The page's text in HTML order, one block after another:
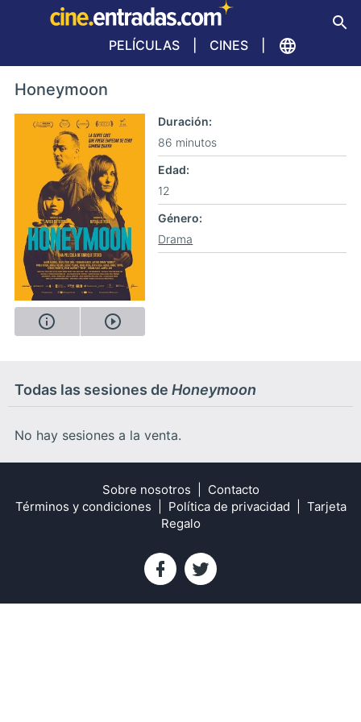
PELÍCULAS CINES
Honeymoon
Duración
86 minutos
Edad
12
Género
Drama
Todas las sesiones de Honeymoon
No hay sesiones a la venta.
Sobre nosotros
Contacto
Términos y condiciones
Política de privacidad
Tarjeta
Regalo